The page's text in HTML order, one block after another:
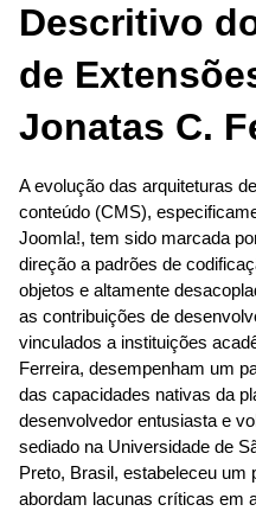
Descritivo
de
Jonatas C.
A evolução das arquiteturas
conteúdo (CMS),
Joomla!, tem sido marcada
direção a padrões de
objetos e altamente
as contribuições de
vinculados a instituições
Ferreira, desempenham um
das capacidades nativas da
desenvolvedor entusiasta e
sediado na Universidade de
Preto, Brasil, estabeleceu um
abordam lacunas críticas em